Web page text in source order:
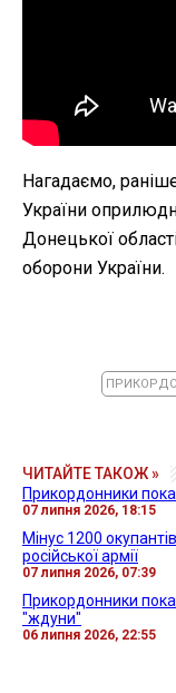
Нагадаємо,
України
Донецької
оборони України.
ЧИТАЙТЕ ТАКОЖ »
Прикордонники
07 липня 2026, 18:15
Мінус 1200
російської армії
07 липня 2026, 07:39
Прикордонники
"ждуни"
06 липня 2026, 22:55